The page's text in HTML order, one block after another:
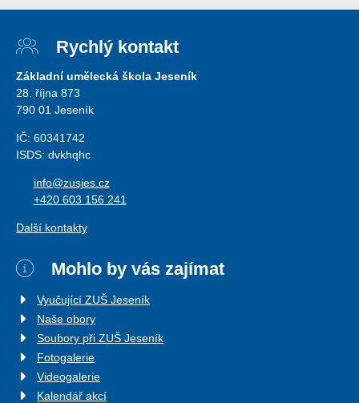
Rychlý kontakt
Základní umělecká škola Jeseník
28. října 873
790 01 Jeseník
IČ: 60341742
ISDS: dvkhqhc
info@zusjes.cz
+420 603 156 241
Další kontakty
Mohlo by vás zajímat
Vyučující ZUŠ Jeseník
Naše obory
Soubory při ZUŠ Jeseník
Fotogalerie
Videogalerie
Kalendář akcí